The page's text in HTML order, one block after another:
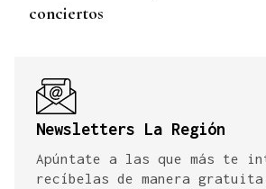
conciertos
Newsletters La Región
Apúntate a las que más te
recíbelas de manera